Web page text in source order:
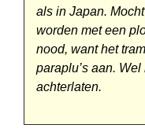
als in Japan.
worden met een
nood, want het
paraplu’s aan.
achter­laten.